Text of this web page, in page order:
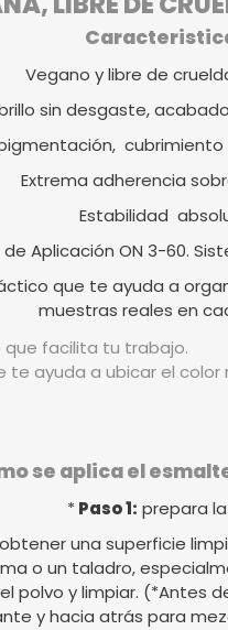
Vegano y libre de
sin desgaste,
cubrimiento
Extrema adherencia
Estabilidad
Aplicación ON 3-60.
que te ayuda a
muestras reales en
que facilita tu trabajo.
te ayuda a ubicar el
se aplica el
*Paso 1: prepara
una superficie
o un taladro,
polvo y limpiar. (*Antes
y hacia atrás para